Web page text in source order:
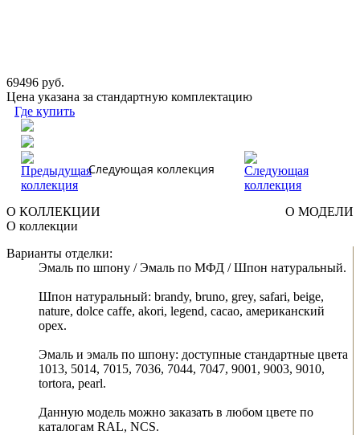
69496 руб.
Цена указана за стандартную комплектацию
Где купить
Следующая коллекция
О КОЛЛЕКЦИИ
О МОДЕЛИ
О коллекции
Варианты отделки:
Эмаль по шпону / Эмаль по МФД / Шпон натуральный.
Шпон натуральный: brandy, bruno, grey, safari, beige,
nature, dolce caffe, akori, legend, cacao, американский
орех.
Эмаль и эмаль по шпону: доступные стандартные цвета
1013, 5014, 7015, 7036, 7044, 7047, 9001, 9003, 9010,
tortora, pearl.
Данную модель можно заказать в любом цвете по
каталогам RAL, NCS.